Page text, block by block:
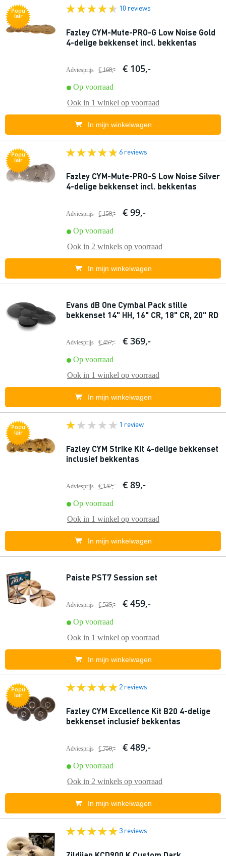
Popu
lair
10 reviews
Fazley CYM-Mute-PRO-G Low Noise Gold
4-delige bekkenset incl. bekkentas
Adviesprijs € 168,- € 105,-
Op voorraad
Ook in 1 winkel op voorraad
In mijn winkelwagen
Popu
lair
6 reviews
Fazley CYM-Mute-PRO-S Low Noise Silver
4-delige bekkenset incl. bekkentas
Adviesprijs € 158,- € 99,-
Op voorraad
Ook in 2 winkels op voorraad
In mijn winkelwagen
Evans dB One Cymbal Pack stille
bekkenset 14" HH, 16" CR, 18" CR, 20" RD
Adviesprijs € 457,- € 369,-
Op voorraad
Ook in 1 winkel op voorraad
In mijn winkelwagen
Popu
lair
1 review
Fazley CYM Strike Kit 4-delige bekkenset
inclusief bekkentas
Adviesprijs € 142,- € 89,-
Op voorraad
Ook in 1 winkel op voorraad
In mijn winkelwagen
Paiste PST7 Session set
Adviesprijs € 535,- € 459,-
Op voorraad
Ook in 1 winkel op voorraad
In mijn winkelwagen
Popu
lair
2 reviews
Fazley CYM Excellence Kit B20 4-delige
bekkenset inclusief bekkentas
Adviesprijs € 750,- € 489,-
Op voorraad
Ook in 2 winkels op voorraad
In mijn winkelwagen
3 reviews